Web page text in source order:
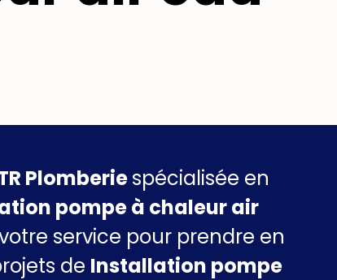
Plomberiespécialisée en
pompe à chaleur air
service pour prendre en
de Installation pompe